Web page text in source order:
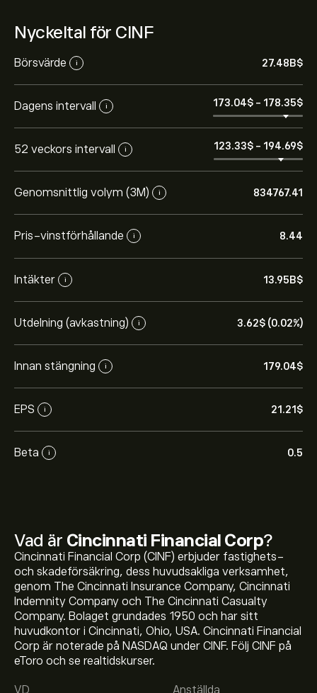
Nyckeltal för CINF
Börsvärde i 27.48B‎$‎
Dagens intervall i 173.04‎$‎ - 178.35‎$‎
52 veckors intervall i 123.33‎$‎ - 194.69‎$‎
Genomsnittlig volym (3M) i 834767.41
Pris-vinstförhållande i 8.44
Intäkter i 13.95B‎$‎
Utdelning (avkastning) i 3.62‎$‎ (0.02%)
Innan stängning i 179.04‎$‎
EPS i 21.21‎$‎
Beta i 0.5
Vad är Cincinnati Financial Corp?
Cincinnati Financial Corp (CINF) erbjuder fastighets-
och skadeförsäkring, dess huvudsakliga verksamhet,
genom The Cincinnati Insurance Company, Cincinnati
Indemnity Company och The Cincinnati Casualty
Company. Bolaget grundades 1950 och har sitt
huvudkontor i Cincinnati, Ohio, USA. Cincinnati Financial
Corp är noterade på NASDAQ under CINF. Följ CINF på
eToro och se realtidskurser.
VD
Anställda
Aktiekursen live för CINF är 177.34‎$‎.